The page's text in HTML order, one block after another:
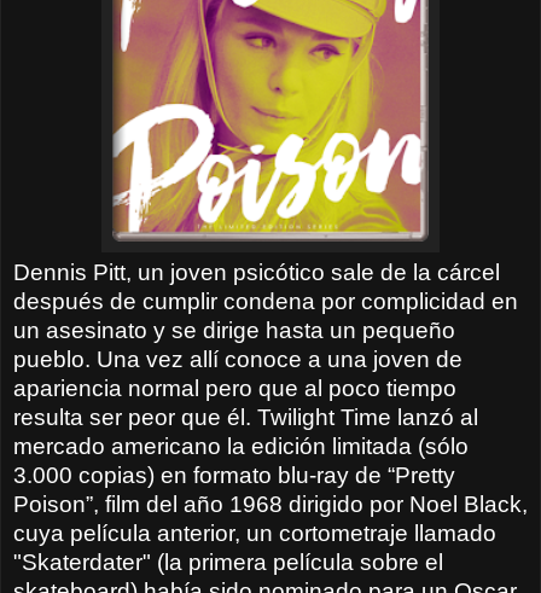
Dennis Pitt, un joven psicótico sale de la cárcel
después de cumplir condena por complicidad en
un asesinato y se dirige hasta un pequeño
pueblo. Una vez allí conoce a una joven de
apariencia normal pero que al poco tiempo
resulta ser peor que él. Twilight Time lanzó al
mercado americano la edición limitada (sólo
3.000 copias) en formato blu-ray de “Pretty
Poison”, film del año 1968 dirigido por Noel Black,
cuya película anterior, un cortometraje llamado
"Skaterdater" (la primera película sobre el